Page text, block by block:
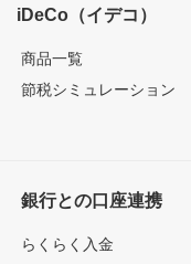
iDeCo（イデコ）
商品一覧
節税シミュレーション
銀行との口座連携
らくらく入金